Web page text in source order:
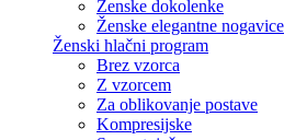
Ženske dokolenke
Ženske elegantne nogavice
Ženski hlačni program
Brez vzorca
Z vzorcem
Za oblikovanje postave
Kompresijske